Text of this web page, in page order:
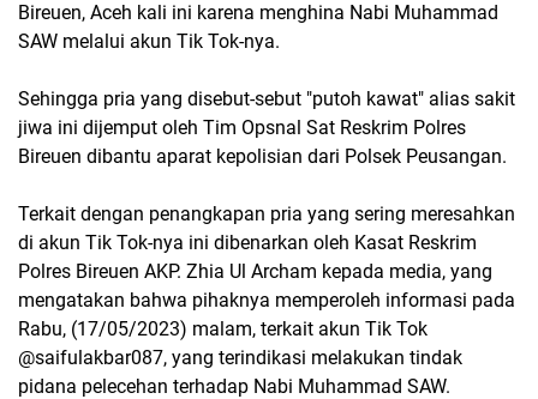
Bireuen, Aceh kali ini karena menghina Nabi Muhammad
SAW melalui akun Tik Tok-nya.
Sehingga pria yang disebut-sebut "putoh kawat" alias sakit
jiwa ini dijemput oleh Tim Opsnal Sat Reskrim Polres
Bireuen dibantu aparat kepolisian dari Polsek Peusangan.
Terkait dengan penangkapan pria yang sering meresahkan
di akun Tik Tok-nya ini dibenarkan oleh Kasat Reskrim
Polres Bireuen AKP. Zhia Ul Archam kepada media, yang
mengatakan bahwa pihaknya memperoleh informasi pada
Rabu, (17/05/2023) malam, terkait akun Tik Tok
@saifulakbar087, yang terindikasi melakukan tindak
pidana pelecehan terhadap Nabi Muhammad SAW.